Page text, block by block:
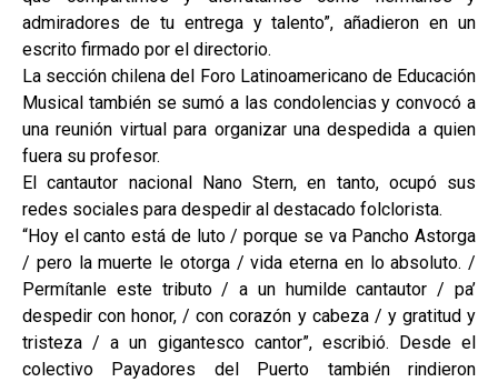
admiradores de tu entrega y talento”, añadieron en un
escrito firmado por el directorio.
La sección chilena del Foro Latinoamericano de Educación
Musical también se sumó a las condolencias y convocó a
una reunión virtual para organizar una despedida a quien
fuera su profesor.
El cantautor nacional Nano Stern, en tanto, ocupó sus
redes sociales para despedir al destacado folclorista.
“Hoy el canto está de luto / porque se va Pancho Astorga
/ pero la muerte le otorga / vida eterna en lo absoluto. /
Permítanle este tributo / a un humilde cantautor / pa’
despedir con honor, / con corazón y cabeza / y gratitud y
tristeza / a un gigantesco cantor”, escribió. Desde el
colectivo Payadores del Puerto también rindieron